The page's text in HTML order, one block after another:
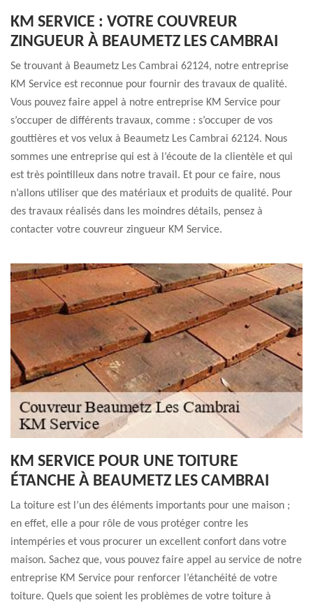
KM SERVICE : VOTRE COUVREUR
ZINGUEUR À BEAUMETZ LES CAMBRAI
Se trouvant à Beaumetz Les Cambrai 62124, notre entreprise
KM Service est reconnue pour fournir des travaux de qualité.
Vous pouvez faire appel à notre entreprise KM Service pour
s’occuper de différents travaux, comme : s’occuper de vos
gouttières et vos velux à Beaumetz Les Cambrai 62124. Nous
sommes une entreprise qui est à l’écoute de la clientèle et qui
est très pointilleux dans notre travail. Et pour ce faire, nous
n’allons utiliser que des matériaux et produits de qualité. Pour
des travaux réalisés dans les moindres détails, pensez à
contacter votre couvreur zingueur KM Service.
KM SERVICE POUR UNE TOITURE
ÉTANCHE À BEAUMETZ LES CAMBRAI
La toiture est l’un des éléments importants pour une maison ;
en effet, elle a pour rôle de vous protéger contre les
intempéries et vous procurer un excellent confort dans votre
maison. Sachez que, vous pouvez faire appel au service de notre
entreprise KM Service pour renforcer l’étanchéité de votre
toiture. Quels que soient les problèmes de votre toiture à